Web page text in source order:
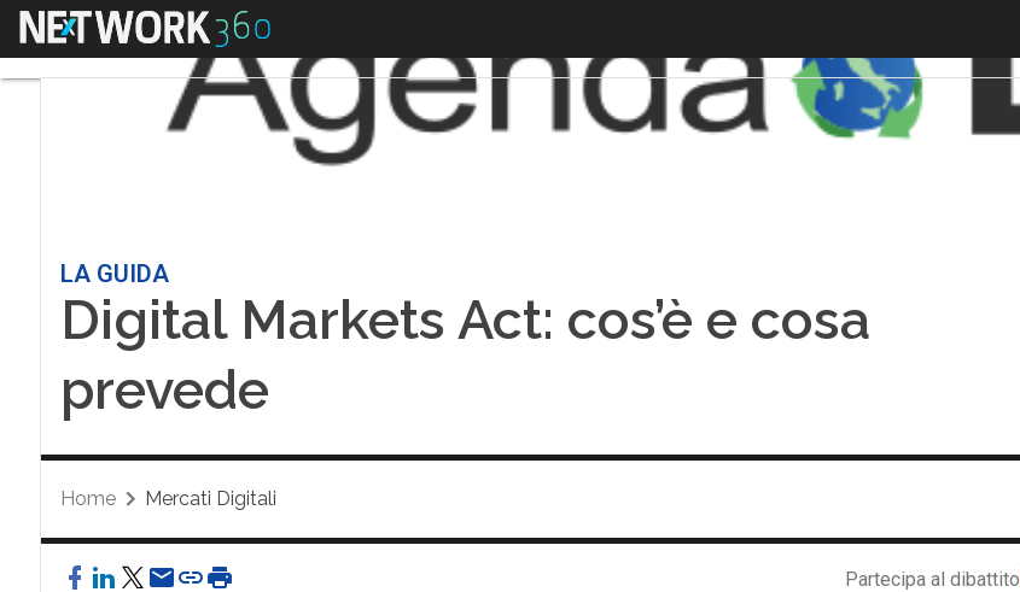
Menu
LA GUIDA
Digital Markets Act: cos’è e cosa
prevede
Home Mercati Digitali
Partecipa al dibattito